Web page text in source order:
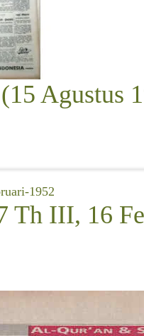
Agustus